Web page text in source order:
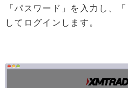
「パスワード」を入力し、「
してログインします。